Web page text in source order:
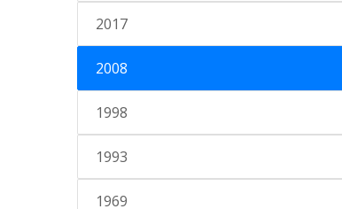
2017
2008
1998
1993
1969